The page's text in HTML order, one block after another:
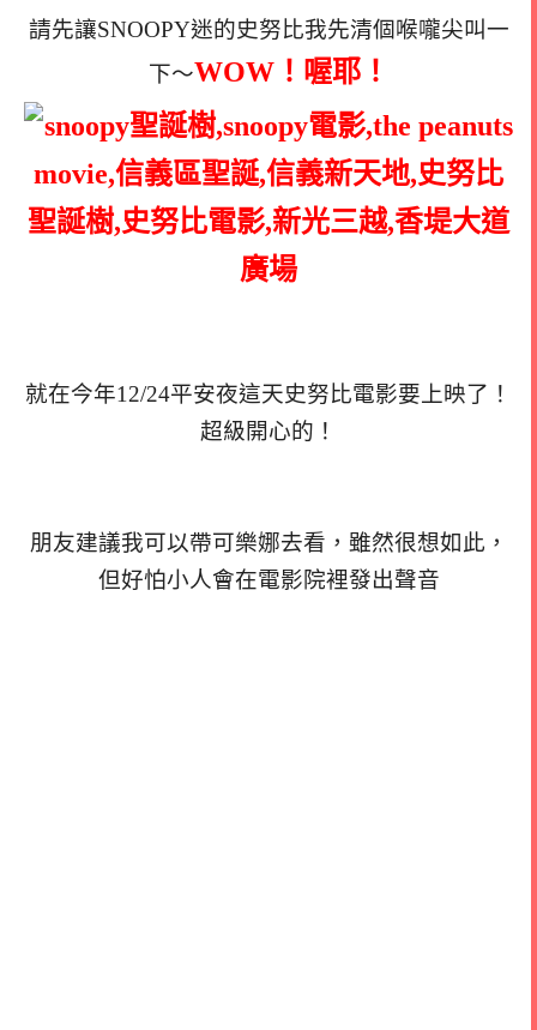
請先讓SNOOPY迷的史努比我先清個喉嚨尖叫一
下～WOW！喔耶！
就在今年12/24平安夜這天史努比電影要上映了！
超級開心的！
朋友建議我可以帶可樂娜去看，雖然很想如此，
但好怕小人會在電影院裡發出聲音